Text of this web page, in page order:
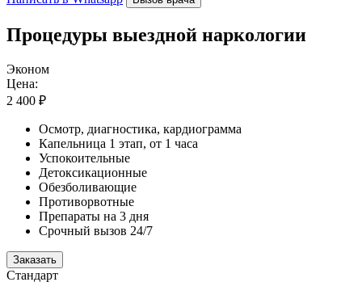
Процедуры выездной наркологии
Эконом
Цена:
2 400 ₽
Осмотр, диагностика, кардиограмма
Капельница 1 этап, от 1 часа
Успокоительные
Детоксикационные
Обезболивающие
Противорвотные
Препараты на 3 дня
Срочный вызов 24/7
Заказать
Стандарт